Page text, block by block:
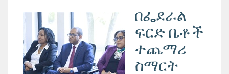
በፌደራል
ፍርድ ቤቶች
ተጨማሪ
ስማርት